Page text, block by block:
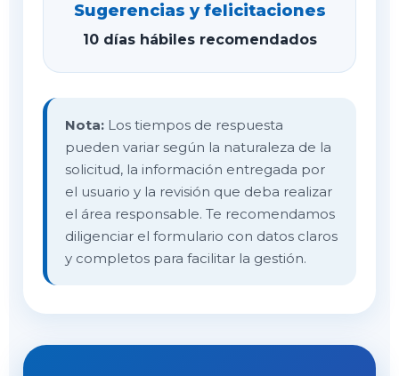
Sugerencias y felicitaciones
10 días hábiles recomendados
Nota: Los tiempos de respuesta
pueden variar según la naturaleza de la
solicitud, la información entregada por
el usuario y la revisión que deba realizar
el área responsable. Te recomendamos
diligenciar el formulario con datos claros
y completos para facilitar la gestión.